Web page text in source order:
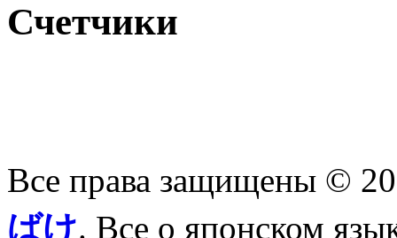
Счетчики
Все права защищены ©
ばけ. Все о японском